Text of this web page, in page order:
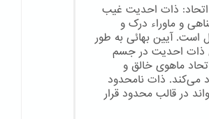
ذات احدیت غیب
و ماوراء درک و
است. آیین بهائی به طور
ذات احدیت در جسم
ماهوی خالق و
می‌کند. ذات نامحدود
در قالب محدود قرار